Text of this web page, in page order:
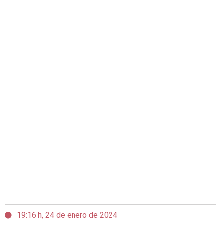
19:16 h, 24 de enero de 2024